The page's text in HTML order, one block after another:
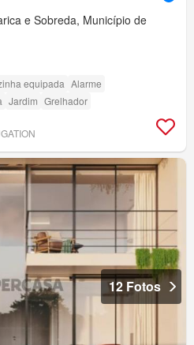
e Sobreda, Município de
equipada Alarme
Jardim Grelhador
12 Fotos